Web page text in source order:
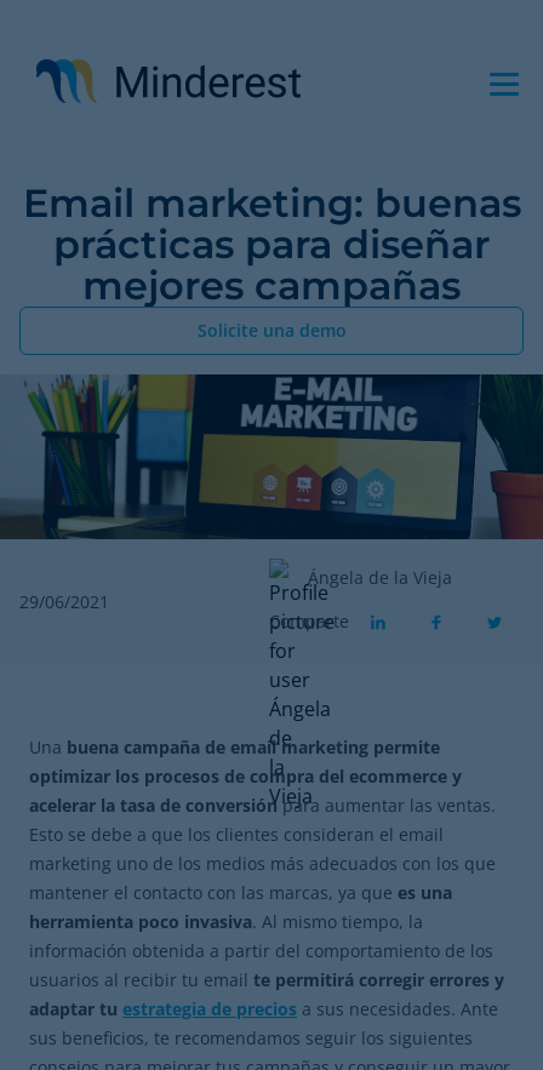
contenido
principal
Email marketing: buenas
prácticas para diseñar
mejores campañas
Solicite una demo
29/06/2021
Ángela de la Vieja
Comparte
Una buena campaña de email marketing permite
optimizar los procesos de compra del ecommerce y
acelerar la tasa de conversiónpara aumentar las ventas.
Esto se debe a que los clientes consideran el email
marketing uno de los medios más adecuados con los que
mantener el contacto con las marcas, ya que es una
herramienta poco invasiva. Al mismo tiempo, la
información obtenida a partir del comportamiento de los
usuarios al recibir tu email te permitirá corregir errores y
adaptar tu estrategia de precios a sus necesidades. Ante
sus beneficios, te recomendamos seguir los siguientes